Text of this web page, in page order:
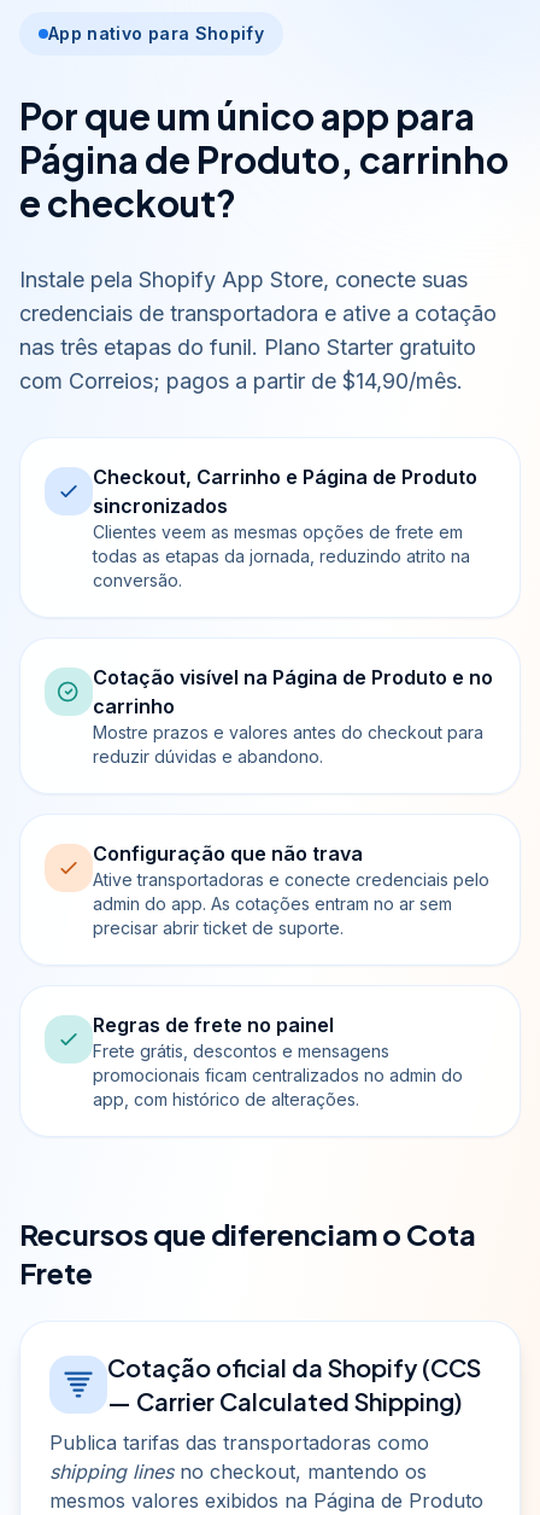
App nativo para Shopify
Por que um único app para
Página de Produto, carrinho
e checkout?
Instale pela Shopify App Store, conecte suas
credenciais de transportadora e ative a cotação
nas três etapas do funil. Plano Starter gratuito
com Correios; pagos a partir de $14,90/mês.
Checkout, Carrinho e Página de Produto
sincronizados
Clientes veem as mesmas opções de frete em
todas as etapas da jornada, reduzindo atrito na
conversão.
Cotação visível na Página de Produto e no
carrinho
Mostre prazos e valores antes do checkout para
reduzir dúvidas e abandono.
Configuração que não trava
Ative transportadoras e conecte credenciais pelo
admin do app. As cotações entram no ar sem
precisar abrir ticket de suporte.
Regras de frete no painel
Frete grátis, descontos e mensagens
promocionais ficam centralizados no admin do
app, com histórico de alterações.
Recursos que diferenciam o Cota
Frete
Cotação oficial da Shopify (CCS
— Carrier Calculated Shipping)
Publica tarifas das transportadoras como
shipping linesno checkout, mantendo os
mesmos valores exibidos na Página de Produto